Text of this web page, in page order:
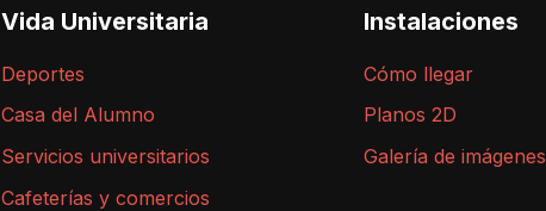
Vida Universitaria
Deportes
Casa del Alumno
Servicios universitarios
Cafeterías y comercios
Instalaciones
Cómo llegar
Planos 2D
Galería de imágenes